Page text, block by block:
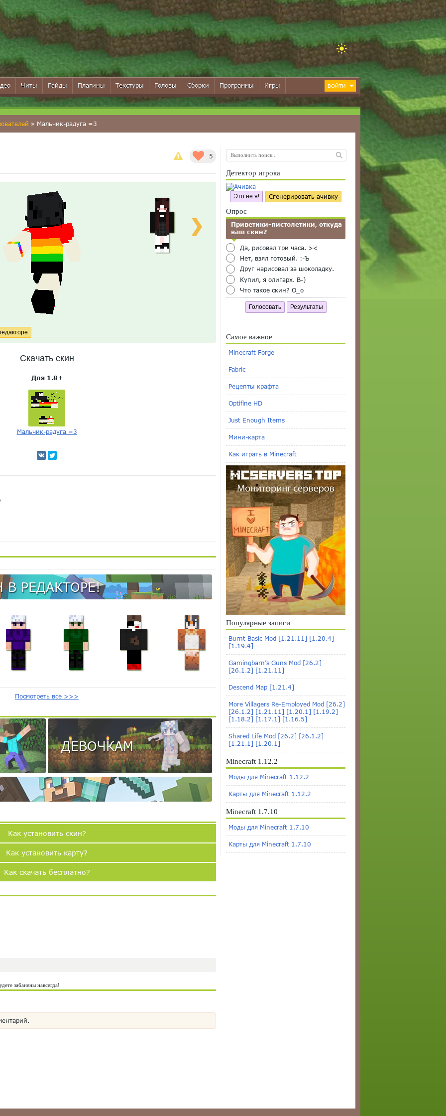
Читы Гайды Плагины Текстуры Головы Сборки Программы Игры ВОЙТИ
» Мальчик-радуга =3
5
❯
Скачать скин
Для 1.8+
Мальчик-радуга =3
В РЕДАКТОРЕ!
Посмотреть все >>>
ДЕВОЧКАМ
Как установить скин?
Как установить карту?
Как скачать бесплатно?
забанены навсегда!
Детектор игрока
Это не я! Сгенерировать ачивку
Опрос
Приветики-пистолетики, откуда
ваш скин?
Да, рисовал три часа. ><
Нет, взял готовый. :-Ъ
Друг нарисовал за шоколадку.
Купил, я олигарх. B-)
Что такое скин? O_o
Голосовать Результаты
Самое важное
Minecraft Forge
Fabric
Рецепты крафта
Optifine HD
Just Enough Items
Мини-карта
Как играть в Minecraft
Популярные записи
Burnt Basic Mod [1.21.11] [1.20.4]
[1.19.4]
Gamingbarn’s Guns Mod [26.2]
[26.1.2] [1.21.11]
Descend Map [1.21.4]
More Villagers Re-Employed Mod [26.2]
[26.1.2] [1.21.11] [1.20.1] [1.19.2]
[1.18.2] [1.17.1] [1.16.5]
Shared Life Mod [26.2] [26.1.2]
[1.21.1] [1.20.1]
Minecraft 1.12.2
Моды для Minecraft 1.12.2
Карты для Minecraft 1.12.2
Minecraft 1.7.10
Моды для Minecraft 1.7.10
Карты для Minecraft 1.7.10